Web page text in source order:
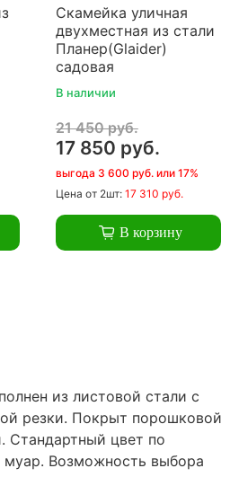
Скамейка уличная
двухместная из стали
Планер(Glaider)
садовая
В наличии
21 450 руб.
17 850 руб.
выгода 3 600 руб. или 17%
Цена от 2шт: 17 310 руб.
В корзину
из листовой стали с
резки. Покрыт порошковой
Стандартный цвет по
Возможность выбора